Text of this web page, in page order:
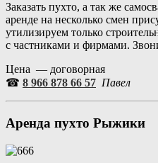
Заказать пухто, а так же
аренде на несколько смен
утилизируем только
с частниками и фирмами.
Цена — договорная
☎ 8 966 878 66 57 Павел
Аренда пухто Рыжики